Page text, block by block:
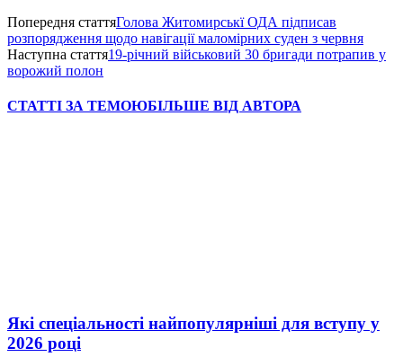
Попередня статтяГолова Житомирськї ОДА підписав
розпорядження щодо навігації маломірних суден з червня
Наступна стаття19-річний військовий 30 бригади потрапив у
ворожий полон
СТАТТІ ЗА ТЕМОЮБІЛЬШЕ ВІД АВТОРА
Які спеціальності найпопулярніші для вступу у
2026 році